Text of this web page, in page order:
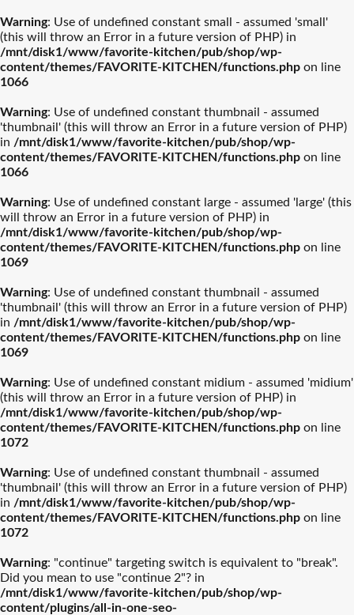
Warning: Use of undefined constant small - assumed 'small'
(this will throw an Error in a future version of PHP) in
/mnt/disk1/www/favorite-kitchen/pub/shop/wp-
content/themes/FAVORITE-KITCHEN/functions.php on line
1066
Warning: Use of undefined constant thumbnail - assumed
'thumbnail' (this will throw an Error in a future version of PHP)
in /mnt/disk1/www/favorite-kitchen/pub/shop/wp-
content/themes/FAVORITE-KITCHEN/functions.php on line
1066
Warning: Use of undefined constant large - assumed 'large' (this
will throw an Error in a future version of PHP) in
/mnt/disk1/www/favorite-kitchen/pub/shop/wp-
content/themes/FAVORITE-KITCHEN/functions.php on line
1069
Warning: Use of undefined constant thumbnail - assumed
'thumbnail' (this will throw an Error in a future version of PHP)
in /mnt/disk1/www/favorite-kitchen/pub/shop/wp-
content/themes/FAVORITE-KITCHEN/functions.php on line
1069
Warning: Use of undefined constant midium - assumed 'midium'
(this will throw an Error in a future version of PHP) in
/mnt/disk1/www/favorite-kitchen/pub/shop/wp-
content/themes/FAVORITE-KITCHEN/functions.php on line
1072
Warning: Use of undefined constant thumbnail - assumed
'thumbnail' (this will throw an Error in a future version of PHP)
in /mnt/disk1/www/favorite-kitchen/pub/shop/wp-
content/themes/FAVORITE-KITCHEN/functions.php on line
1072
Warning: "continue" targeting switch is equivalent to "break".
Did you mean to use "continue 2"? in
/mnt/disk1/www/favorite-kitchen/pub/shop/wp-
content/plugins/all-in-one-seo-